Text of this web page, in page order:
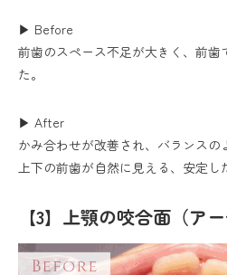
▶ Before
前歯のスペース不足が大きく、前歯
た。
▶ After
かみ合わせが改善され、バランスの
上下の前歯が自然に見える、安定し
【3】上顎の咬合面（ア